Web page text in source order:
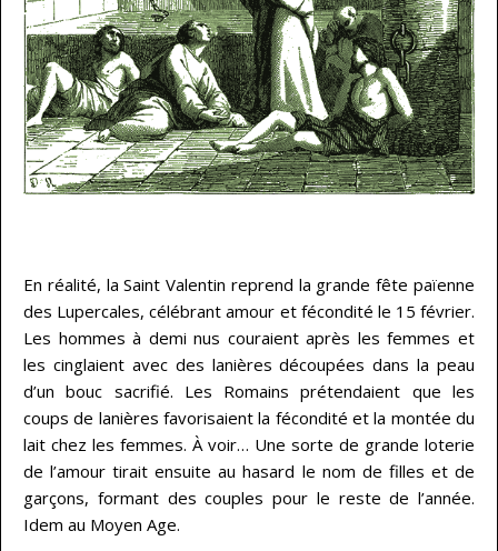
En réalité, la Saint Valentin reprend la grande fête païenne
des Lupercales, célébrant amour et fécondité le 15 février.
Les hommes à demi nus couraient après les femmes et
les cinglaient avec des lanières découpées dans la peau
d’un bouc sacrifié. Les Romains prétendaient que les
coups de lanières favorisaient la fécondité et la montée du
lait chez les femmes. À voir… Une sorte de grande loterie
de l’amour tirait ensuite au hasard le nom de filles et de
garçons, formant des couples pour le reste de l’année.
Idem au Moyen Age.